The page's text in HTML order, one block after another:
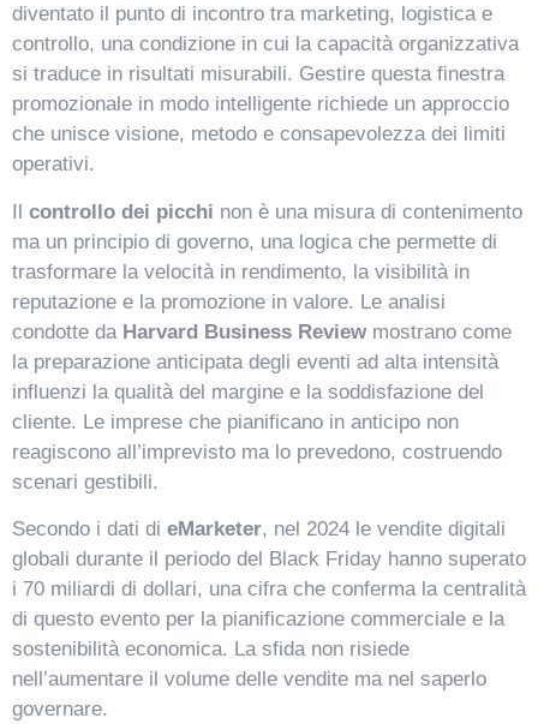
diventato il punto di incontro tra marketing, logistica e
controllo, una condizione in cui la capacità organizzativa
si traduce in risultati misurabili. Gestire questa finestra
promozionale in modo intelligente richiede un approccio
che unisce visione, metodo e consapevolezza dei limiti
operativi.
Il controllo dei picchi non è una misura di contenimento
ma un principio di governo, una logica che permette di
trasformare la velocità in rendimento, la visibilità in
reputazione e la promozione in valore. Le analisi
condotte da Harvard Business Review mostrano come
la preparazione anticipata degli eventi ad alta intensità
influenzi la qualità del margine e la soddisfazione del
cliente. Le imprese che pianificano in anticipo non
reagiscono all’imprevisto ma lo prevedono, costruendo
scenari gestibili.
Secondo i dati di eMarketer, nel 2024 le vendite digitali
globali durante il periodo del Black Friday hanno superato
i 70 miliardi di dollari, una cifra che conferma la centralità
di questo evento per la pianificazione commerciale e la
sostenibilità economica. La sfida non risiede
nell’aumentare il volume delle vendite ma nel saperlo
governare.